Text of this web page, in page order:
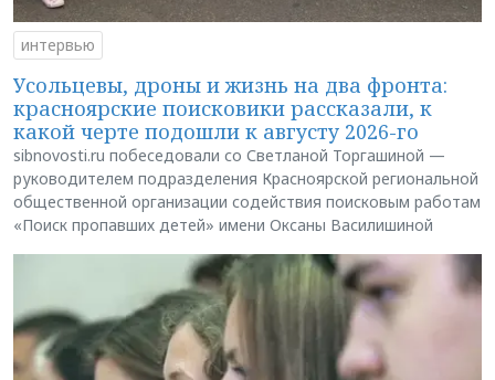
интервью
Усольцевы, дроны и жизнь на два фронта:
красноярские поисковики рассказали, к
какой черте подошли к августу 2026-го
sibnovosti.ru побеседовали со Светланой Торгашиной —
руководителем подразделения Красноярской региональной
общественной организации содействия поисковым работам
«Поиск пропавших детей» имени Оксаны Василишиной